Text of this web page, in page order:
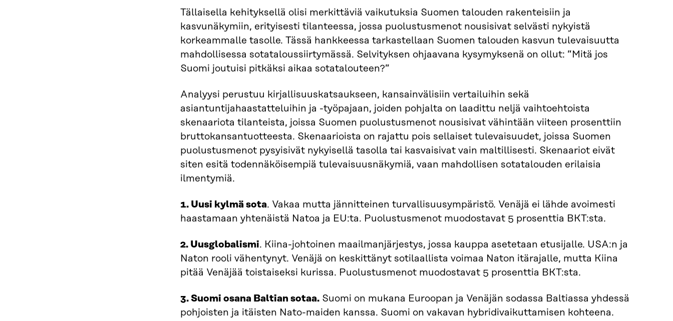
Tällaisella kehityksellä olisi merkittäviä vaikutuksia Suomen talouden rakenteisiin ja
kasvunäkymiin, erityisesti tilanteessa, jossa puolustusmenot nousisivat selvästi nykyistä
korkeammalle tasolle. Tässä hankkeessa tarkastellaan Suomen talouden kasvun tulevaisuutta
mahdollisessa sotataloussiirtymässä. Selvityksen ohjaavana kysymyksenä on ollut: ”Mitä jos
Suomi joutuisi pitkäksi aikaa sotatalouteen?”
Analyysi perustuu kirjallisuuskatsaukseen, kansainvälisiin vertailuihin sekä
asiantuntijahaastatteluihin ja -työpajaan, joiden pohjalta on laadittu neljä vaihtoehtoista
skenaariota tilanteista, joissa Suomen puolustusmenot nousisivat vähintään viiteen prosenttiin
bruttokansantuotteesta. Skenaarioista on rajattu pois sellaiset tulevaisuudet, joissa Suomen
puolustusmenot pysyisivät nykyisellä tasolla tai kasvaisivat vain maltillisesti. Skenaariot eivät
siten esitä todennäköisempiä tulevaisuusnäkymiä, vaan mahdollisen sotatalouden erilaisia
ilmentymiä.
1. Uusi kylmä sota. Vakaa mutta jännitteinen turvallisuusympäristö. Venäjä ei lähde avoimesti
haastamaan yhtenäistä Natoa ja EU:ta. Puolustusmenot muodostavat 5 prosenttia BKT:sta.
2. Uusglobalismi. Kiina-johtoinen maailmanjärjestys, jossa kauppa asetetaan etusijalle. USA:n ja
Naton rooli vähentynyt. Venäjä on keskittänyt sotilaallista voimaa Naton itärajalle, mutta Kiina
pitää Venäjää toistaiseksi kurissa. Puolustusmenot muodostavat 5 prosenttia BKT:sta.
3. Suomi osana Baltian sotaa. Suomi on mukana Euroopan ja Venäjän sodassa Baltiassa yhdessä
pohjoisten ja itäisten Nato-maiden kanssa. Suomi on vakavan hybridivaikuttamisen kohteena.